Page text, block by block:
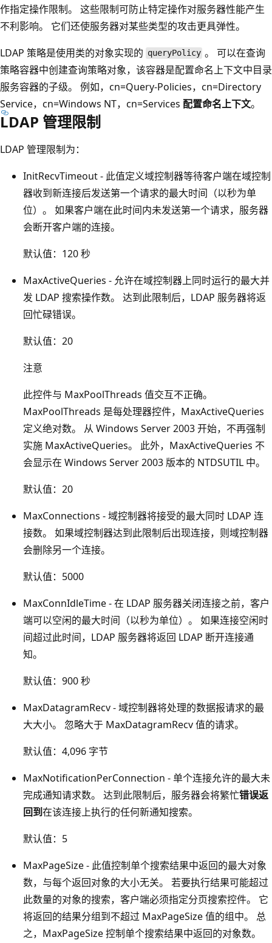
作指定操作限制。 这些限制可防止特定操作对服务器性能产生
不利影响。 它们还使服务器对某些类型的攻击更具弹性。
LDAP 策略是使用类的对象实现的 queryPolicy 。 可以在查询
策略容器中创建查询策略对象，该容器是配置命名上下文中目录
服务容器的子级。 例如，cn=Query-Policies，cn=Directory
Service，cn=Windows NT，cn=Services 配置命名上下文。
LDAP 管理限制
LDAP 管理限制为：
InitRecvTimeout - 此值定义域控制器等待客户端在域控制
器收到新连接后发送第一个请求的最大时间（以秒为单
位）。 如果客户端在此时间内未发送第一个请求，服务器
会断开客户端的连接。
默认值：120 秒
MaxActiveQueries - 允许在域控制器上同时运行的最大并
发 LDAP 搜索操作数。 达到此限制后，LDAP 服务器将返
回忙碌错误。
默认值：20
注意
此控件与 MaxPoolThreads 值交互不正确。
MaxPoolThreads 是每处理器控件，MaxActiveQueries
定义绝对数。 从 Windows Server 2003 开始，不再强制
实施 MaxActiveQueries。 此外，MaxActiveQueries 不
会显示在 Windows Server 2003 版本的 NTDSUTIL 中。
默认值：20
MaxConnections - 域控制器将接受的最大同时 LDAP 连
接数。 如果域控制器达到此限制后出现连接，则域控制器
会删除另一个连接。
默认值：5000
MaxConnIdleTime - 在 LDAP 服务器关闭连接之前，客户
端可以空闲的最大时间（以秒为单位）。 如果连接空闲时
间超过此时间，LDAP 服务器将返回 LDAP 断开连接通
知。
默认值：900 秒
MaxDatagramRecv - 域控制器将处理的数据报请求的最
大大小。 忽略大于 MaxDatagramRecv 值的请求。
默认值：4,096 字节
MaxNotificationPerConnection - 单个连接允许的最大未
完成通知请求数。 达到此限制后，服务器会将繁忙错误返
回到在该连接上执行的任何新通知搜索。
默认值：5
MaxPageSize - 此值控制单个搜索结果中返回的最大对象
数，与每个返回对象的大小无关。 若要执行结果可能超过
此数量的对象的搜索，客户端必须指定分页搜索控件。 它
将返回的结果分组到不超过 MaxPageSize 值的组中。 总
之，MaxPageSize 控制单个搜索结果中返回的对象数。